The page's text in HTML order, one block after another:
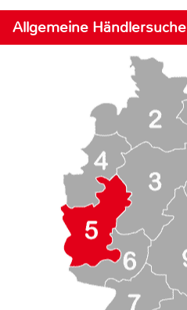
Allgemeine Händlersuche